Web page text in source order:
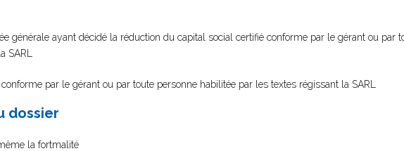
générale ayant décidé la réduction du capital social certifié conforme par le gérant ou par
SARL
par le gérant ou par toute personne habilitée par les textes régissant la SARL
dossier
la fortmalité